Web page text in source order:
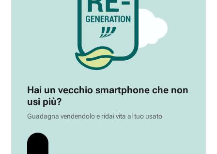
Hai un vecchio smartphone che non
usi più?
Guadagna vendendolo e ridai vita al tuo usato